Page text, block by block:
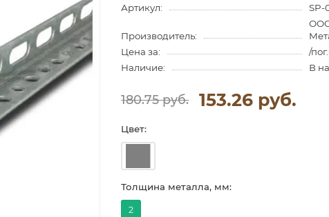
Артикул:
SP-
Производитель:
Цена за:
/
Наличие:
В
180.75 руб. 153.26 руб.
Цвет:
Толщина металла, мм:
2